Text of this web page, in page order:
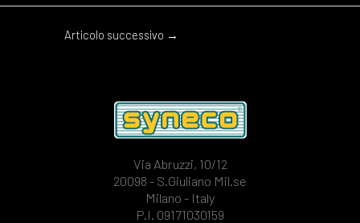
Articolo successivo →
Via Abruzzi, 10/12
20098 - S.Giuliano Mil.se
Milano - Italy
P.I. 09171030159